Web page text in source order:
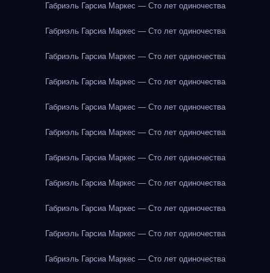
Габриэль Гарсиа Маркес — Сто лет одиночества
Габриэль Гарсиа Маркес — Сто лет одиночества
Габриэль Гарсиа Маркес — Сто лет одиночества
Габриэль Гарсиа Маркес — Сто лет одиночества
Габриэль Гарсиа Маркес — Сто лет одиночества
Габриэль Гарсиа Маркес — Сто лет одиночества
Габриэль Гарсиа Маркес — Сто лет одиночества
Габриэль Гарсиа Маркес — Сто лет одиночества
Габриэль Гарсиа Маркес — Сто лет одиночества
Габриэль Гарсиа Маркес — Сто лет одиночества
Габриэль Гарсиа Маркес — Сто лет одиночества